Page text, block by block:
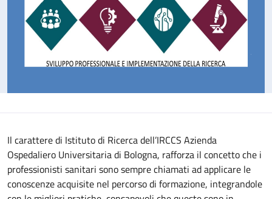
Il carattere di Istituto di Ricerca dell’IRCCS Azienda
Ospedaliero Universitaria di Bologna, rafforza il concetto che i
professionisti sanitari sono sempre chiamati ad applicare le
conoscenze acquisite nel percorso di formazione, integrandole